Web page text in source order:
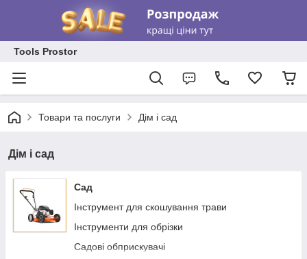
Tools Prostor
Товари та послуги Дім і сад
Дім і сад
Сад
Інструмент для скошування трави
Інструменти для обрізки
Садові обприскувачі